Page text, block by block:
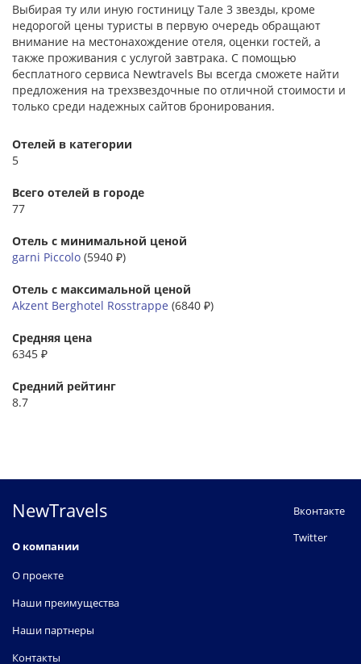
Выбирая ту или иную гостиницу Тале 3 звезды, кроме
недорогой цены туристы в первую очередь обращают
внимание на местонахождение отеля, оценки гостей, а
также проживания с услугой завтрака. С помощью
бесплатного сервиса Newtravels Вы всегда сможете найти
предложения на трехзвездочные по отличной стоимости и
только среди надежных сайтов бронирования.
Отелей в категории
5
Всего отелей в городе
77
Отель с минимальной ценой
garni Piccolo (5940 ₽)
Отель с максимальной ценой
Akzent Berghotel Rosstrappe (6840 ₽)
Средняя цена
6345 ₽
Средний рейтинг
8.7
NewTravels
О компании
О проекте
Наши преимущества
Наши партнеры
Контакты
Вконтакте
Twitter